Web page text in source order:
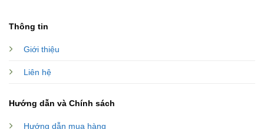
Thông tin
Giới thiệu
Liên hệ
Hướng dẫn và Chính sách
Hướng dẫn mua hàng